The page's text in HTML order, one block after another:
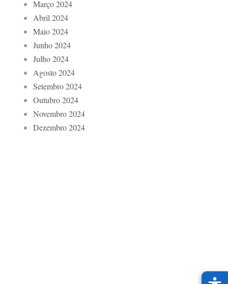
Março 2024
Abril 2024
Maio 2024
Junho 2024
Julho 2024
Agosto 2024
Setembro 2024
Outubro 2024
Novembro 2024
Dezembro 2024